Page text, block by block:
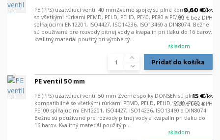
PE (PPS) uzatvárací ventil 40 mmZverné spojky sú plne kompatibilné
so všetkými rúrkami PEMD, PELD, PEHD, PE40, PE80 a PE100
spĺňajúcimi EN12201, ISO4427, ISO14236, ISO13460 a DIN8074. Bežne
sú používané pre rozvody pitnej vody a kvapalín pri tlaku do 16 barov.
Kvalitný materiál použitý pri výrobe tý...
9,60 €/ks
7,80 € bez DPH
skladom
Pridať do košíka
PE ventil 50 mm
PE (PPS) uzatvárací ventil 50 mm Zverné spojky DONSEN sú plne
kompatibilné so všetkými rúrkami PEMD, PELD, PEHD, PE40, PE80 a
PE100 spĺňajúcimi EN12201, ISO4427, ISO14236, ISO13460 a DIN8074.
Bežne sú používané pre rozvody pitnej vody a kvapalín pri tlaku do
16 barov. Kvalitný materiál použitý p...
15 €/ks
12,20 €bez DPH
skladom